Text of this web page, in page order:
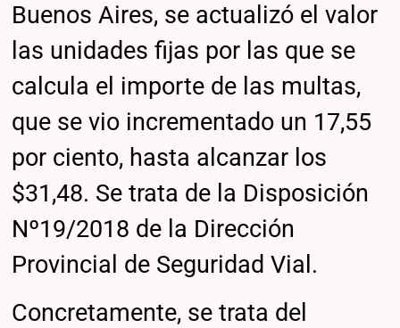
Buenos Aires, se actualizó el valor
las unidades fijas por las que se
calcula el importe de las multas,
que se vio incrementado un 17,55
por ciento, hasta alcanzar los
$31,48. Se trata de la Disposición
Nº19/2018 de la Dirección
Provincial de Seguridad Vial.
Concretamente, se trata del